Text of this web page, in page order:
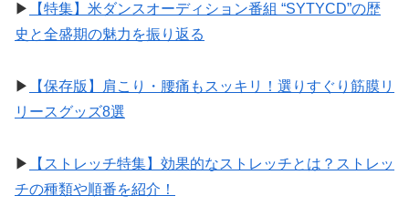
▶︎
【特集】米ダンスオーディション番組 “SYTYCD”の歴
史と全盛期の魅力を振り返る
▶︎
【保存版】肩こり・腰痛もスッキリ！選りすぐり筋膜リ
リースグッズ8選
▶︎
【ストレッチ特集】効果的なストレッチとは？ストレッ
チの種類や順番を紹介！